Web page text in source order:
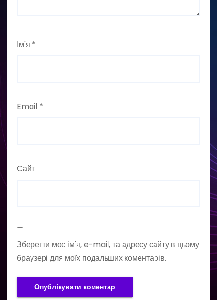
Ім'я *
Email *
Сайт
Зберегти моє ім'я, e-mail, та адресу сайту в цьому
браузері для моїх подальших коментарів.